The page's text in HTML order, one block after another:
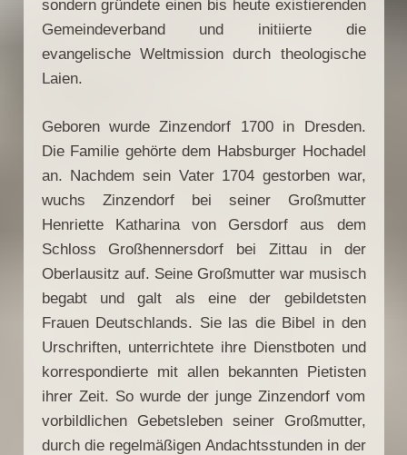
sondern gründete einen bis heute existierenden
Gemeindeverband und initiierte die
evangelische Weltmission durch theologische
Laien.
Geboren wurde Zinzendorf 1700 in Dresden.
Die Familie gehörte dem Habsburger Hochadel
an. Nachdem sein Vater 1704 gestorben war,
wuchs Zinzendorf bei seiner Großmutter
Henriette Katharina von Gersdorf aus dem
Schloss Großhennersdorf bei Zittau in der
Oberlausitz auf. Seine Großmutter war musisch
begabt und galt als eine der gebildetsten
Frauen Deutschlands. Sie las die Bibel in den
Urschriften, unterrichtete ihre Dienstboten und
korrespondierte mit allen bekannten Pietisten
ihrer Zeit. So wurde der junge Zinzendorf vom
vorbildlichen Gebetsleben seiner Großmutter,
durch die regelmäßigen Andachtsstunden in der